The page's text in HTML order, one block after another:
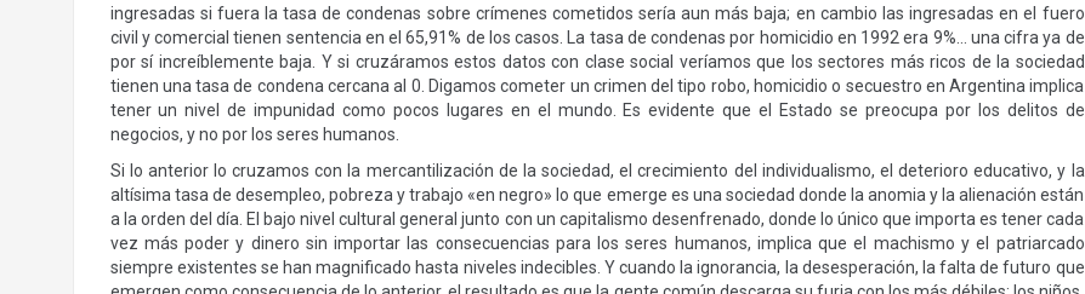
ingresadas si fuera la tasa de condenas sobre crímenes cometidos sería aun más baja; en cambio las ingresadas en el fuero
civil y comercial tienen sentencia en el 65,91% de los casos. La tasa de condenas por homicidio en 1992 era 9%… una cifra ya de
por sí increíblemente baja. Y si cruzáramos estos datos con clase social veríamos que los sectores más ricos de la sociedad
tienen una tasa de condena cercana al 0. Digamos cometer un crimen del tipo robo, homicidio o secuestro en Argentina implica
tener un nivel de impunidad como pocos lugares en el mundo. Es evidente que el Estado se preocupa por los delitos de
negocios, y no por los seres humanos.
Si lo anterior lo cruzamos con la mercantilización de la sociedad, el crecimiento del individualismo, el deterioro educativo, y la
altísima tasa de desempleo, pobreza y trabajo «en negro» lo que emerge es una sociedad donde la anomia y la alienación están
a la orden del día. El bajo nivel cultural general junto con un capitalismo desenfrenado, donde lo único que importa es tener cada
vez más poder y dinero sin importar las consecuencias para los seres humanos, implica que el machismo y el patriarcado
siempre existentes se han magnificado hasta niveles indecibles. Y cuando la ignorancia, la desesperación, la falta de futuro que